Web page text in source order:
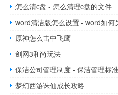
怎么清c盘 - 怎么清理c盘的文件
word清洁版怎么设置 - word如何
原神怎么击中飞鹰
剑网3和尚玩法
保洁公司管理制度 - 保洁管理标准
梦幻西游诛仙成长攻略